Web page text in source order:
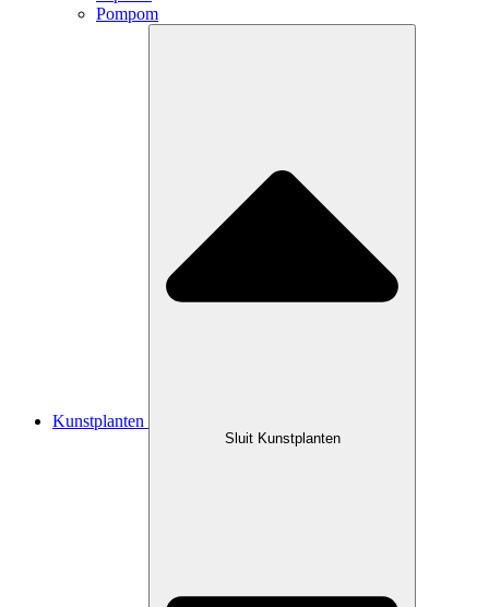
Pompom
Kunstplanten
Sluit Kunstplanten